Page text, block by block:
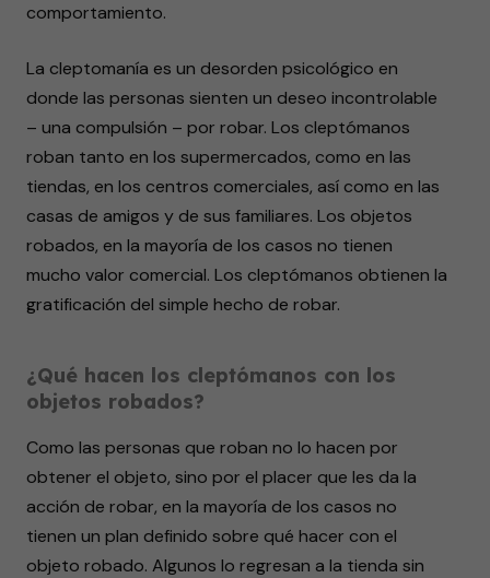
comportamiento.
La cleptomanía es un desorden psicológico en
donde las personas sienten un deseo incontrolable
– una compulsión – por robar. Los cleptómanos
roban tanto en los supermercados, como en las
tiendas, en los centros comerciales, así como en las
casas de amigos y de sus familiares. Los objetos
robados, en la mayoría de los casos no tienen
mucho valor comercial. Los cleptómanos obtienen la
gratificación del simple hecho de robar.
¿Qué hacen los cleptómanos con los
objetos robados?
Como las personas que roban no lo hacen por
obtener el objeto, sino por el placer que les da la
acción de robar, en la mayoría de los casos no
tienen un plan definido sobre qué hacer con el
objeto robado. Algunos lo regresan a la tienda sin